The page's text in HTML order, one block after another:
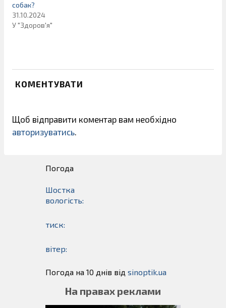
собак?
31.10.2024
У "Здоров'я"
КОМЕНТУВАТИ
Щоб відправити коментар вам необхідно
авторизуватись.
Погода
Шостка
вологість:
тиск:
вітер:
Погода на 10 днів від sinoptik.ua
На правах реклами